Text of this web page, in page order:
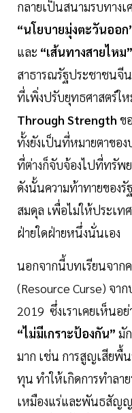
กลายเป็นสนามรบทาง
“นโยบายมุ่งตะวันออก
และ “เส้นทางสายไหม”
สาธารณรัฐประชาชนจี
ที่เพิ่งปรับยุทธศาสตร์ให
Through Strength ข
ทั้งยังเป็นที่หมายตาของ
ที่ต่างก็จับจ้องไปที่ทรัพ
ดังนั้นความท้าทายของรั
สมดุล เพื่อไม่ให้ประเท
ฝ่ายใดฝ่ายหนึ่งนั่นเอง
นอกจากนี้บทเรียนจาก
(Resource Curse) จา
2019 ซึ่งเราเคยเห็นอ
“ไม่มีเกราะป้องกัน” มั
มาก เช่น การสูญเสียพื้
ทุน ทำให้เกิดการทำล
เหมืองแร่และพันธสัญญ